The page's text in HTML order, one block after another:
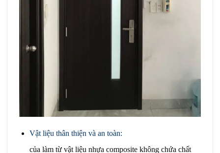
Vật liệu thân thiện và an toàn:
của làm từ vật liệu nhựa composite không chứa chất